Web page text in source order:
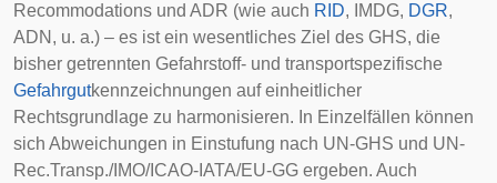
Recommodations und ADR (wie auch RID, IMDG, DGR,
ADN , u. a.) – es ist ein wesentliches Ziel des GHS, die
bisher getrennten Gefahrstoff- und transportspezifische
Gefahrgutkennzeichnungen auf einheitlicher
Rechtsgrundlage zu harmonisieren. In Einzelfällen können
sich Abweichungen in Einstufung nach UN-GHS und UN-
Rec.Transp./IMO/ICAO- IATA/EU-GG ergeben. Auch